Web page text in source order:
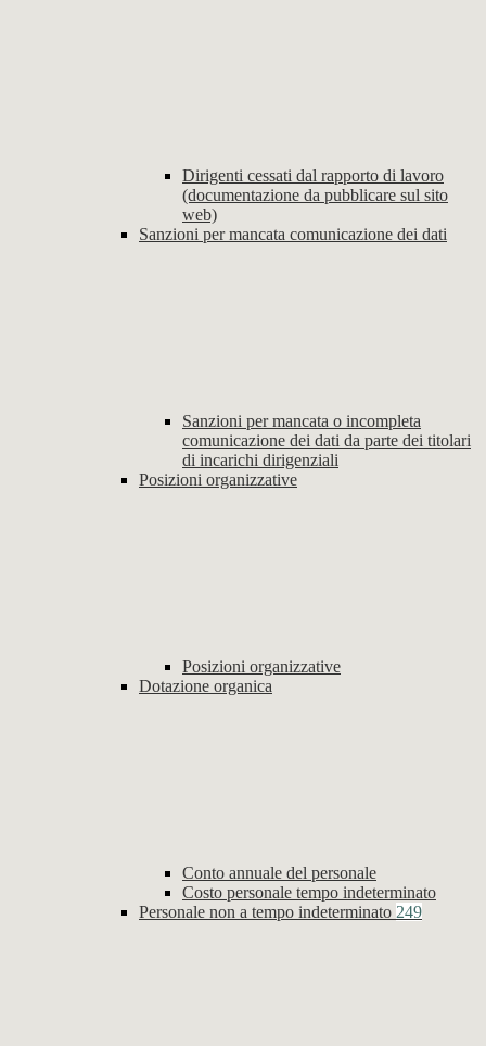
Dirigenti cessati dal rapporto di lavoro
(documentazione da pubblicare sul sito
web)
Sanzioni per mancata comunicazione dei dati
Sanzioni per mancata o incompleta
comunicazione dei dati da parte dei titolari
di incarichi dirigenziali
Posizioni organizzative
Posizioni organizzative
Dotazione organica
Conto annuale del personale
Costo personale tempo indeterminato
Personale non a tempo indeterminato 249